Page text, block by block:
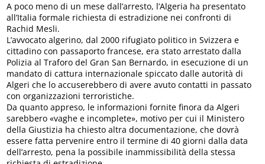
A poco meno di un mese dall’arresto, l’Algeria ha presentato
all’Italia formale richiesta di estradizione nei confronti di
Rachid Mesli.
L’avvocato algerino, dal 2000 rifugiato politico in Svizzera e
cittadino con passaporto francese, era stato arrestato dalla
Polizia al Traforo del Gran San Bernardo, in esecuzione di un
mandato di cattura internazionale spiccato dalle autorità di
Algeri che lo accuserebbero di avere avuto contatti in passato
con organizzazioni terroristiche.
Da quanto appreso, le informazioni fornite finora da Algeri
sarebbero «vaghe e incomplete», motivo per cui il Ministero
della Giustizia ha chiesto altra documentazione, che dovrà
essere fatta pervenire entro il termine di 40 giorni dalla data
dell’arresto, pena la possibile inammissibilità della stessa